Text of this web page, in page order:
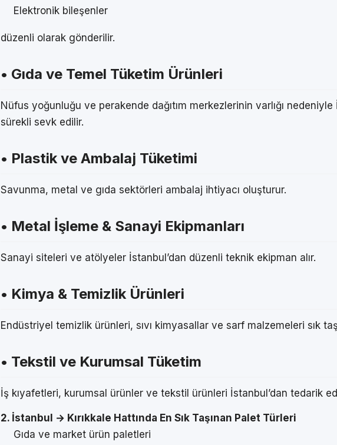
Elektronik bileşenler
düzenli olarak gönderilir.
• Gıda ve Temel Tüketim Ürünleri
Nüfus yoğunluğu ve perakende dağıtım merkezlerinin varlığı nedeniyle
sürekli sevk edilir.
• Plastik ve Ambalaj Tüketimi
Savunma, metal ve gıda sektörleri ambalaj ihtiyacı oluşturur.
• Metal İşleme & Sanayi Ekipmanları
Sanayi siteleri ve atölyeler İstanbul’dan düzenli teknik ekipman alır.
• Kimya & Temizlik Ürünleri
Endüstriyel temizlik ürünleri, sıvı kimyasallar ve sarf malzemeleri sık
• Tekstil ve Kurumsal Tüketim
İş kıyafetleri, kurumsal ürünler ve tekstil ürünleri İstanbul’dan tedarik
2. İstanbul → Kırıkkale Hattında En Sık Taşınan Palet Türleri
Gıda ve market ürün paletleri